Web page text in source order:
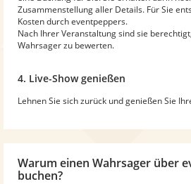
Zusammenstellung aller Details. Für Sie
Kosten durch eventpeppers.
Nach Ihrer Veranstaltung sind sie
Wahrsager zu bewerten.
4. Live-Show genießen
Lehnen Sie sich zurück und genießen Sie
Warum einen Wahrsager über
buchen?